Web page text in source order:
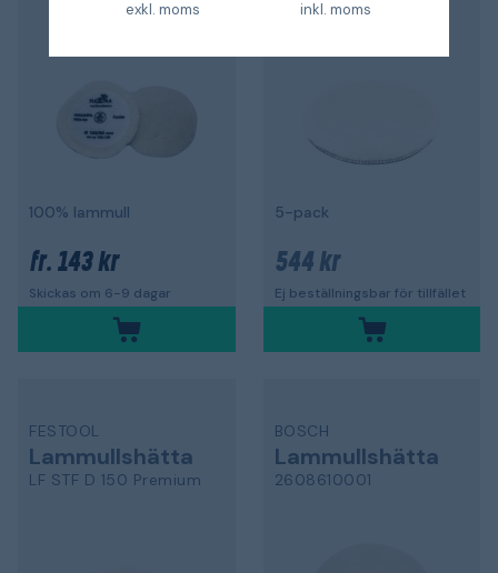
exkl. moms inkl. moms
100% lammull
fr. 143 kr
Skickas om 6-9 dagar
5-pack
544 kr
Ej beställningsbar för tillfället
FESTOOL
Lammullshätta
LF STF D 150 Premium
BOSCH
Lammullshätta
2608610001